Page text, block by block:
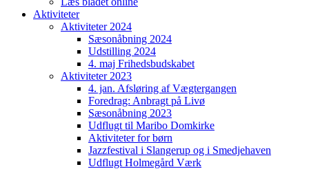
Aktiviteter
Aktiviteter 2024
Sæsonåbning 2024
Udstilling 2024
4. maj Frihedsbudskabet
Aktiviteter 2023
4. jan. Afsløring af Vægtergangen
Foredrag: Anbragt på Livø
Sæsonåbning 2023
Udflugt til Maribo Domkirke
Aktiviteter for børn
Jazzfestival i Slangerup og i Smedjehaven
Udflugt Holmegård Værk